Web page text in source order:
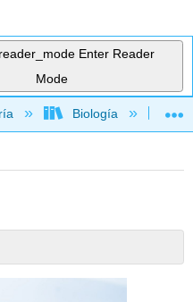
Enter Reader
Mode
global
Biología